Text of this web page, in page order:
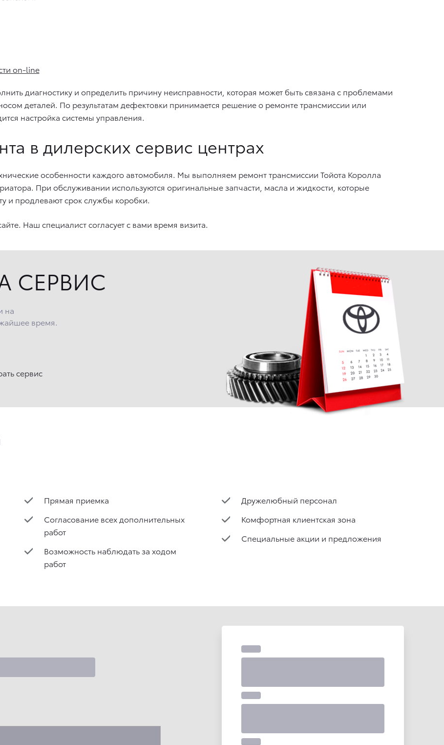
on-line
диагностику и определить причину неисправности, которая может быть связана с проблемами
деталей. По результатам дефектовки принимается решение о ремонте трансмиссии или
настройка системы управления.
в дилерских сервис центрах
особенности каждого автомобиля. Мы выполняем ремонт трансмиссии Тойота Королла
При обслуживании используются оригинальные запчасти, масла и жидкости, которые
и продлевают срок службы коробки.
Наш специалист согласует с вами время визита.
СЕРВИС
на
время.
сервис
Прямая приемка
Согласование всех дополнительных
работ
Возможность наблюдать за ходом
работ
Дружелюбный персонал
Комфортная клиентская зона
Специальные акции и предложения